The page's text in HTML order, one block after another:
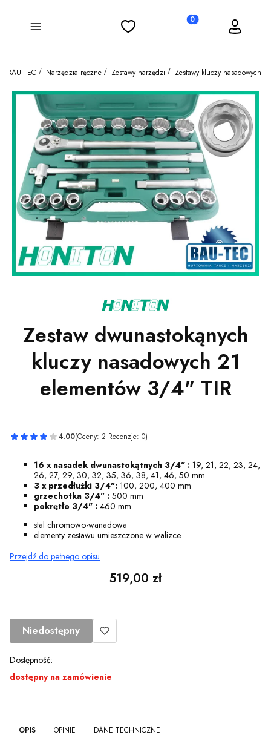
Menu Ulubione Produkty w koszyku:
Koszyk Zaloguj się
BAU-TEC Narzędzia ręczne Zestawy narzędzi Zestawy kluczy nasadowych
Zestaw dwunastokąnych
kluczy nasadowych 21
elementów 3/4" TIR
4.00(Oceny: 2 Recenzje: 0)
16 x nasadek dwunastokątnych 3/4" : 19, 21, 22, 23, 24,
26, 27, 29, 30, 32, 35, 36, 38, 41, 46, 50 mm
3 x przedłużki 3/4": 100, 200, 400 mm
grzechotka 3/4" : 500 mm
pokrętło 3/4" : 460 mm
stal chromowo-wanadowa
elementy zestawu umieszczone w walizce
Przejdź do pełnego opisu
Cena
519,00 zł
Niedostępny
Dostępność:
dostępny na zamówienie
OPIS OPINIE DANE TECHNICZNE